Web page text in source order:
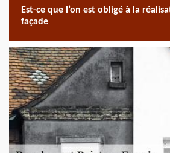
Est-ce que l’on est obligé à la
façade